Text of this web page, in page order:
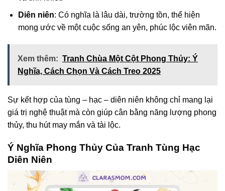
Diên niên: Có nghĩa là lâu dài, trường tồn, thể hiện
mong ước về một cuộc sống an yên, phúc lộc viên mãn.
Xem thêm: Tranh Chùa Một Cột Phong Thủy: Ý
Nghĩa, Cách Chọn Và Cách Treo 2025
Sự kết hợp của tùng – hạc – diên niên không chỉ mang lại
giá trị nghệ thuật mà còn giúp cân bằng năng lượng phong
thủy, thu hút may mắn và tài lộc.
Ý Nghĩa Phong Thủy Của Tranh Tùng Hạc
Diên Niên